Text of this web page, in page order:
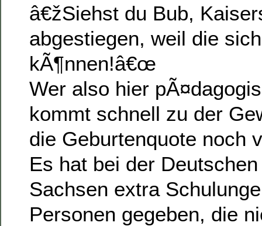
â€žSiehst du Bub,
abgestiegen, weil die
kÃ¶nnen!â€œ
Wer also hier
kommt schnell zu der
die Geburtenquote noch
Es hat bei der
Sachsen extra
Personen gegeben, die